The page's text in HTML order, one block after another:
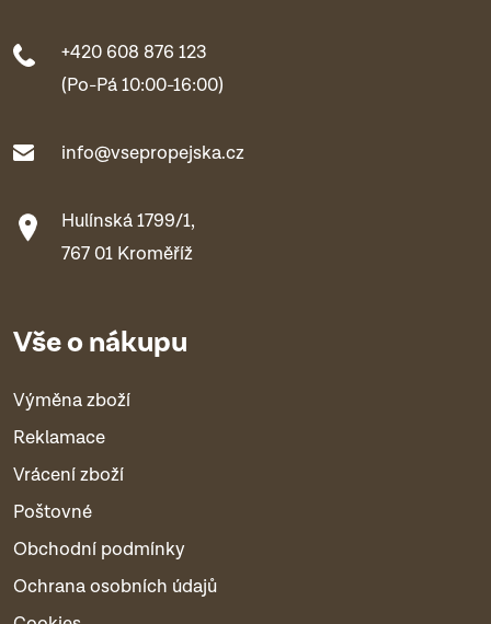
+420 608 876 123
(Po-Pá 10:00-16:00)
info@vsepropejska.cz
Hulínská 1799/1,
767 01 Kroměříž
Vše o nákupu
Výměna zboží
Reklamace
Vrácení zboží
Poštovné
Obchodní podmínky
Ochrana osobních údajů